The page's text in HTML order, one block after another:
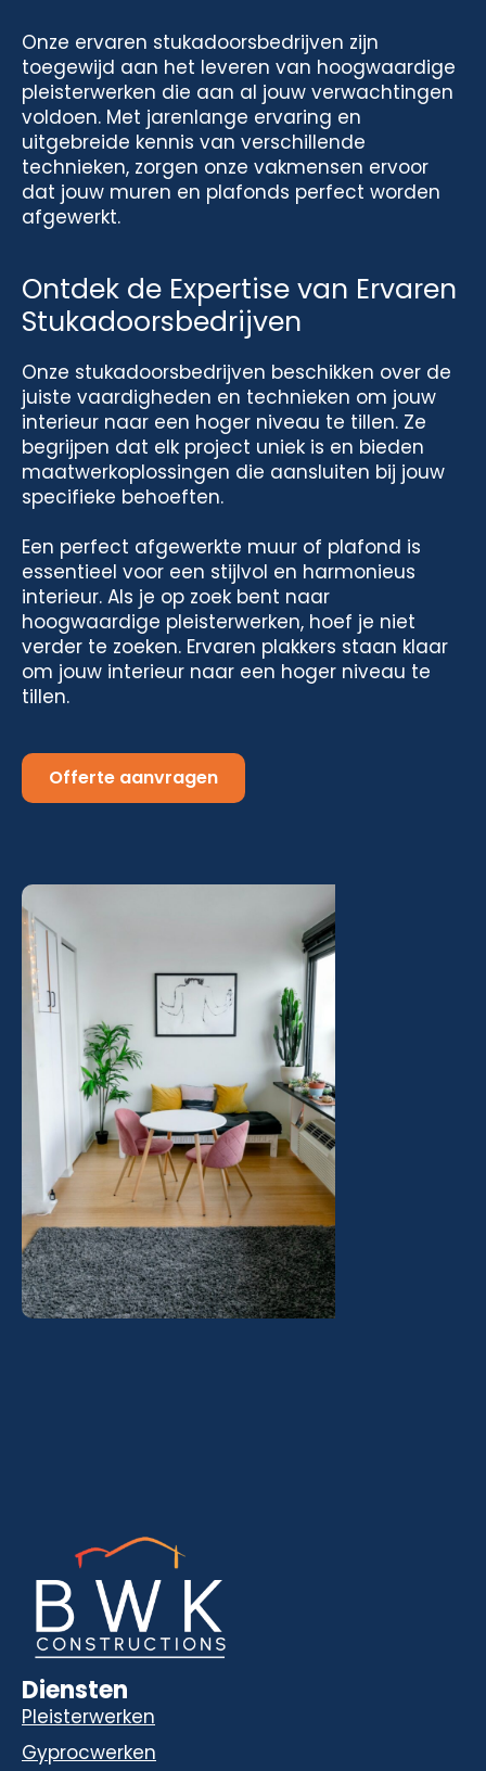
Onze ervaren stukadoorsbedrijven zijn
toegewijd aan het leveren van hoogwaardige
pleisterwerken die aan al jouw verwachtingen
voldoen. Met jarenlange ervaring en
uitgebreide kennis van verschillende
technieken, zorgen onze vakmensen ervoor
dat jouw muren en plafonds perfect worden
afgewerkt.
Ontdek de Expertise van Ervaren
Stukadoorsbedrijven
Onze stukadoorsbedrijven beschikken over de
juiste vaardigheden en technieken om jouw
interieur naar een hoger niveau te tillen. Ze
begrijpen dat elk project uniek is en bieden
maatwerkoplossingen die aansluiten bij jouw
specifieke behoeften.
Een perfect afgewerkte muur of plafond is
essentieel voor een stijlvol en harmonieus
interieur. Als je op zoek bent naar
hoogwaardige pleisterwerken, hoef je niet
verder te zoeken. Ervaren plakkers staan klaar
om jouw interieur naar een hoger niveau te
tillen.
Offerte aanvragen
Diensten
Pleisterwerken
Gyprocwerken